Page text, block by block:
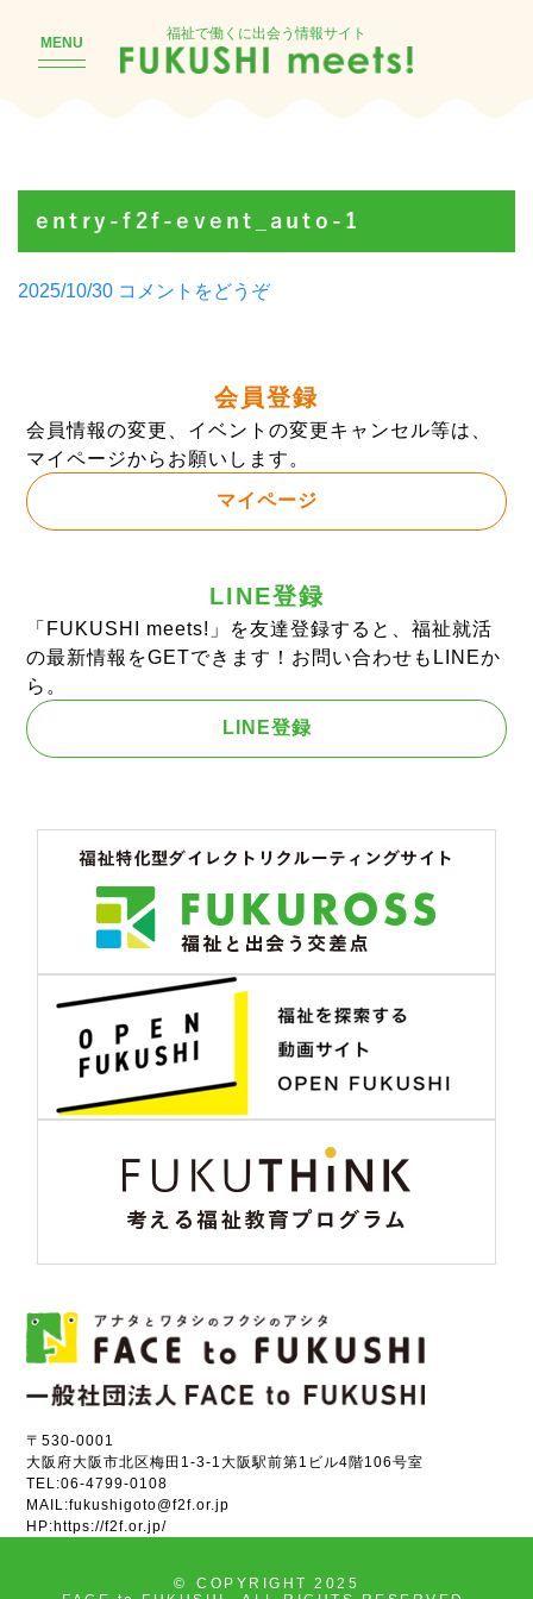
MENU
福祉で働くに出会う情報サイト
entry-f2f-event_auto-1
Posted
2025/10/30 コメントをどうぞ(entry-
会員登録
会員情報の変更、イベントの変更キャンセル等は、
マイページからお願いします。
マイページ
LINE登録
「FUKUSHI meets!」を友達登録すると、福祉就活
の最新情報をGETできます！お問い合わせもLINEか
ら。
LINE登録
〒530-0001
大阪府大阪市北区梅田1-3-1大阪駅前第1ビル4階106号室
TEL:06-4799-0108
MAIL:fukushigoto@f2f.or.jp
HP:https://f2f.or.jp/
©
COPYRIGHT 2025